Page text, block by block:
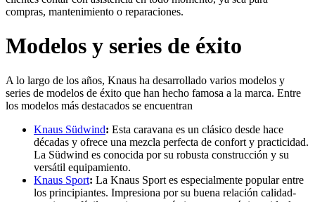
compras, mantenimiento o reparaciones.
Modelos y series de éxito
A lo largo de los años, Knaus ha desarrollado varios modelos y
series de modelos de éxito que han hecho famosa a la marca. Entre
los modelos más destacados se encuentran
Knaus Südwind: Esta caravana es un clásico desde hace
décadas y ofrece una mezcla perfecta de confort y practicidad.
La Südwind es conocida por su robusta construcción y su
versátil equipamiento.
Knaus Sport: La Knaus Sport es especialmente popular entre
los principiantes. Impresiona por su buena relación calidad-